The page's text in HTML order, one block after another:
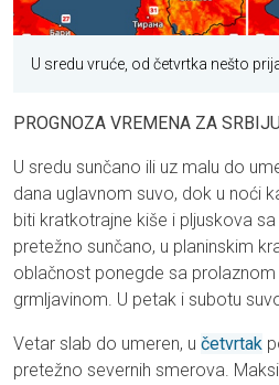
U sredu vruće, od četvrtka nešto
PROGNOZA VREMENA ZA
U sredu sunčano ili uz malu do
dana uglavnom suvo, dok u noći
biti kratkotrajne kiše i pljuskova
pretežno sunčano, u planinskim
oblačnost ponegde sa
grmljavinom. U petak i subotu
Vetar slab do umeren, u četvrtak
pretežno severnih smerova.